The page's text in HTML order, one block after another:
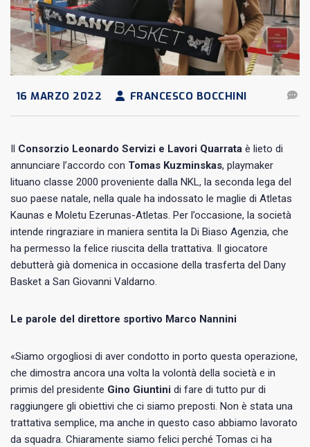
16 MARZO 2022 FRANCESCO BOCCHINI
Consorzio Leonardo Servizi e Lavori Quarrata è lieto di
annunciare l’accordo con Tomas Kuzminskas, playmaker
lituano classe 2000 proveniente dalla NKL, la seconda lega del
suo paese natale, nella quale ha indossato le maglie di Atletas
Kaunas e Moletu Ezerunas-Atletas. Per l’occasione, la società
intende ringraziare in maniera sentita la Di Biaso Agenzia, che
ha permesso la felice riuscita della trattativa. Il giocatore
debutterà già domenica in occasione della trasferta del Dany
Basket a San Giovanni Valdarno.
Le parole del direttore sportivo Marco Nannini
«Siamo orgogliosi di aver condotto in porto questa operazione,
che dimostra ancora una volta la volontà della società e in
primis del presidente Gino Giuntini di fare di tutto pur di
raggiungere gli obiettivi che ci siamo preposti. Non è stata una
trattativa semplice, ma anche in questo caso abbiamo lavorato
da squadra. Chiaramente siamo felici perché Tomas ci ha